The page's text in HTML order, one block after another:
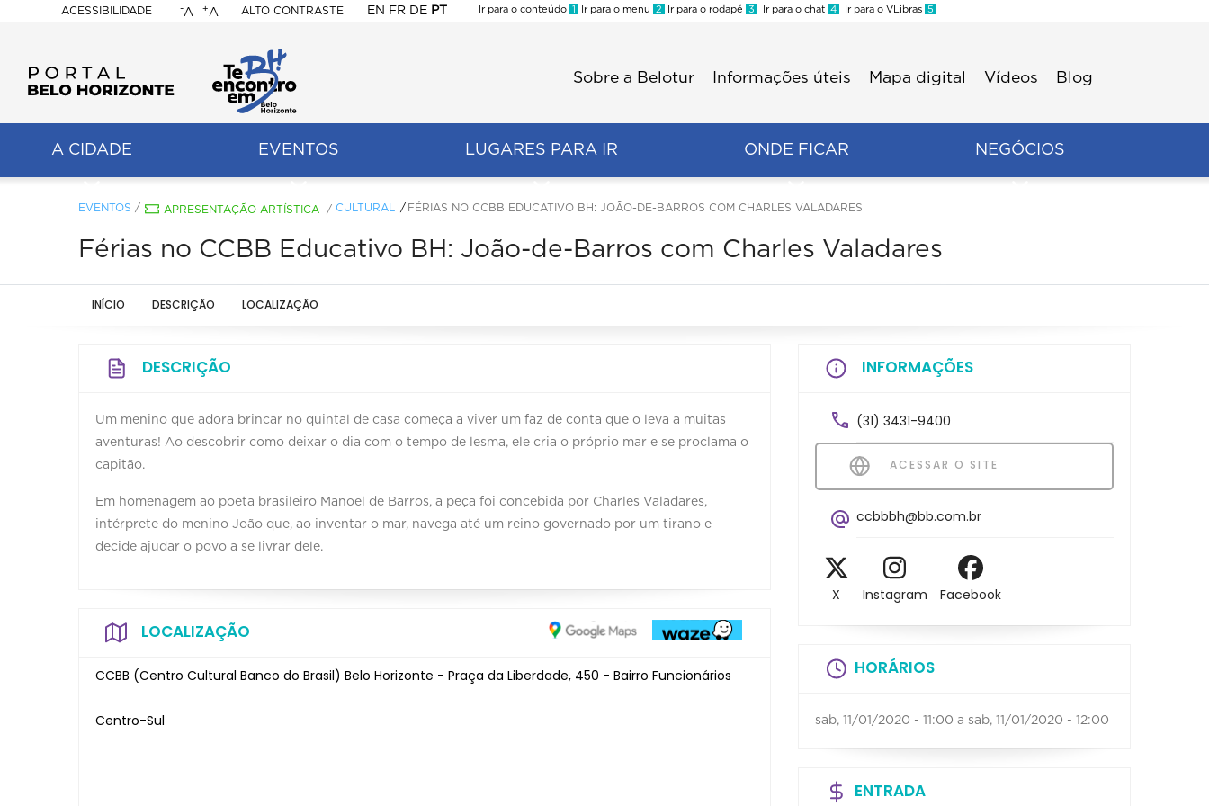
ACESSIBILIDADE
BELO
HORIZONTE
-A +A ALTO CONTRASTE EN FR DE PT
Ir para o conteúdo 1 Ir para o menu 2 Ir para o rodapé 3 Ir para o chat 4 Ir para o VLibras 5
Sobre a Belotur Informações úteis Mapa digital Vídeos Blog
A CIDADE EVENTOS LUGARES PARA IR ONDE FICAR NEGÓCIOS
EVENTOS / APRESENTAÇÃO ARTÍSTICA / CULTURAL FÉRIAS NO CCBB EDUCATIVO BH: JOÃO-DE-BARROS COM CHARLES VALADARES
Férias no CCBB Educativo BH: João-de-Barros com Charles Valadares
INÍCIO DESCRIÇÃO LOCALIZAÇÃO
DESCRIÇÃO
Um menino que adora brincar no quintal de casa começa a viver um faz de conta que o leva a muitas
aventuras! Ao descobrir como deixar o dia com o tempo de lesma, ele cria o próprio mar e se proclama o
capitão.
Em homenagem ao poeta brasileiro Manoel de Barros, a peça foi concebida por Charles Valadares,
intérprete do menino João que, ao inventar o mar, navega até um reino governado por um tirano e
decide ajudar o povo a se livrar dele.
LOCALIZAÇÃO
CCBB (Centro Cultural Banco do Brasil) Belo Horizonte - Praça da Liberdade, 450 - Bairro Funcionários
Centro-Sul
INFORMAÇÕES
(31) 3431-9400
ACESSAR O SITE
ccbbbh@bb.com.br
X Instagram Facebook
HORÁRIOS
sab, 11/01/2020 - 11:00 a sab, 11/01/2020 - 12:00
ENTRADA